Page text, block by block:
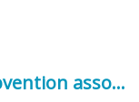
CERFA demande de subvention association